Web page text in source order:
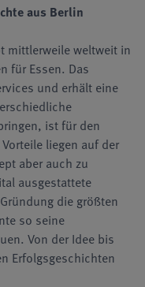
aus Berlin
mittlerweile weltweit in
für Essen. Das
und erhält eine
ist für den
liegen auf der
aber auch zu
ausgestattete
die größten
so seine
Von der Idee bis
Erfolgsgeschichten